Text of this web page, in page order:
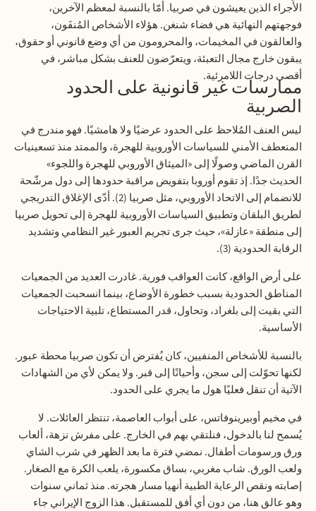
الأُجراء الذين يعيشون في صربيا. أمّا بالنسبة لمعظم الآخرين،
فوجهتهم النهائية هي فضاء شنغن. هؤلاء الأشخاص المُنفَون،
والعالقون في المخيمات، والمحرومون من أي وضع قانوني أو حقوق،
يبقون خارج مجال التعبئة، ويتعرّضون للعنف بشكل مباشر، في
أقصى درجات اللامرئية.
ممارسات غير قانونية على الحدود
الصربية
ليس العنف المُلاحظ على الحدود عرضيًا ولا هامشيًا. فهو مندرج في
المنعطف الأمني للسياسات الأوروبية للهجرة، والممتد منذ تسعينيات
القرن الماضي وصولًا إلى «الميثاق الأوروبي للهجرة واللجوء»
الحديث جدًا. إذ تقوم أوروبا بتفويض مراقبة حدودها إلى دول مرشّحة
للانضمام إلى الاتحاد الأوروبي، مثل صربيا (2). أدّى الإغلاق التدريجي
لطريق البلقان وتطبيق السياسات الأوروبية للهجرة إلى تحويل صربيا
إلى منطقة «عازلة»، حيث جرى تجريم العبور غير النظامي وتشديد
الرقابة الحدودية (3).
على أرض الواقع، كانت العواقب فورية. غادرت العديد من الجمعيات
المناطق الحدودية بسبب خطورة الأوضاع، بينما انسحبت الجمعيات
التي بقيت إلى بلغراد، وتحاول، قدر المستطاع، تلبية الاحتياجات
الأساسية.
بالنسبة للأشخاص المنفيين، كان يُفترض أن تكون صربيا محطة عبور.
لكنها تحوّلت إلى سجن، وأحيانًا إلى قبر. ولا يمكن لأي من الشهادات
الآتية أن تنقل فعليًا هول ما يجري على الحدود.
في مخيم أوبيرينوفاتس، على أبواب العاصمة، تنتظر العائلات. لا
يُسمح لنا بالدخول، فنلتقي بهم في الخارج. على مفرش نزهة، ألعاب
ورق ورسومات أطفال. نمضي فترة ما بعد الظهر في شرب الشاي
ولعب الورق. شاب مغربي، بساق مكسورة، يلعب الكرة مع الصغار.
إصابته ونقص الرعاية الطبية أنهيا مسار هجرته. منذ ثماني سنوات
وهو عالق هنا، من دون أي أفق للمستقبل. هذا الزوج الإيراني جاء